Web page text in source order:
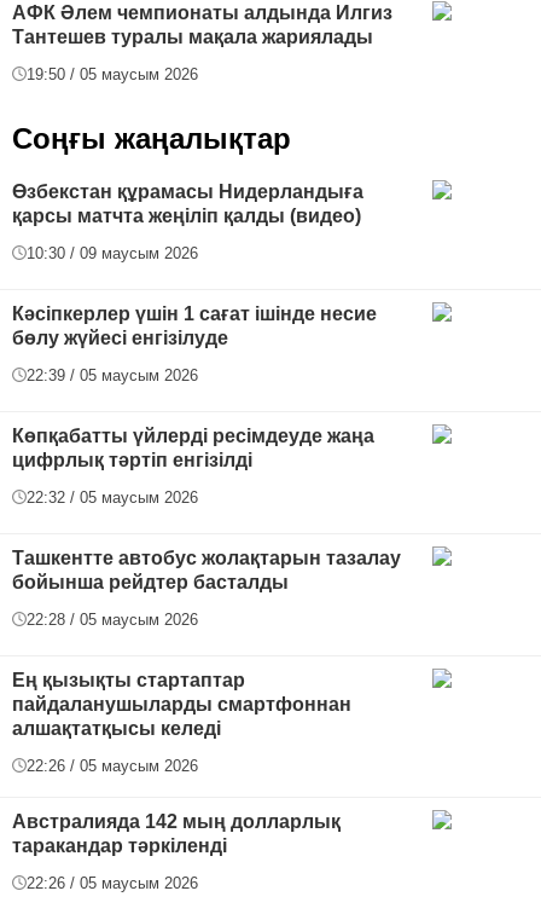
АФК Әлем чемпионаты алдында Илгиз
Тантешев туралы мақала жариялады
19:50 / 05 маусым 2026
Соңғы жаңалықтар
Өзбекстан құрамасы Нидерландыға
қарсы матчта жеңіліп қалды (видео)
10:30 / 09 маусым 2026
Кәсіпкерлер үшін 1 сағат ішінде несие
бөлу жүйесі енгізілуде
22:39 / 05 маусым 2026
Көпқабатты үйлерді ресімдеуде жаңа
цифрлық тәртіп енгізілді
22:32 / 05 маусым 2026
Ташкентте автобус жолақтарын тазалау
бойынша рейдтер басталды
22:28 / 05 маусым 2026
Ең қызықты стартаптар
пайдаланушыларды смартфоннан
алшақтатқысы келеді
22:26 / 05 маусым 2026
Австралияда 142 мың долларлық
таракандар тәркіленді
22:26 / 05 маусым 2026